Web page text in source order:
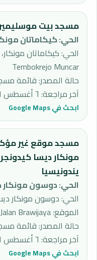
مسجد بيت
الحي:كيكاماتان
الحي: كيكاماتان
Tembokrejo Muncar
حالة المصدر:قائمة
آخر مراجعة: ٦ أغسطس ٢٠٢٦ في ١٢:٥٠ ص
ابحث في Google Maps
مسجد موقع غير
مونكار ديسا
يندونيسيا
الحي:دوسون مونكار
الحي: دوسون مونكار
الموقع: Jalan Brawijaya
حالة المصدر:قائمة
آخر مراجعة: ٦ أغسطس ٢٠٢٦ في ١٢:٥٠ ص
ابحث في Google Maps